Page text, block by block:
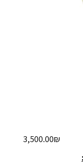
‏3,500.00 ‏₪